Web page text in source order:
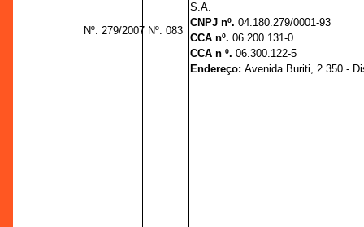
Nº. 279/2007 Nº. 083
S.A.
CNPJ nº.04.180.279/0001-93
CCA nº.06.200.131-0
CCA n º. 06.300.122-5
Endereço:Avenida Buriti, 2.350 -